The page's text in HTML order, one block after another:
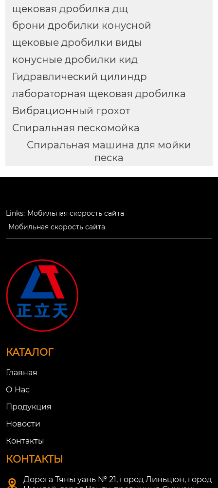
щековая дробилка дщ
брони дробилки конусной
щековые дробилки виды
конусные дробилки кид
Гидравлический цилиндр
лабораторная щековая дробилка
Вибрационный грохот
Спиральная пескомойка
Спиральная машина для мойки
песка
Links: Мобильная скорость сайта
Мобильная скорость сайта
КАТАЛОГ
Главная
О Нac
Продукция
Новости
Контакты
КОНТАКТЫ

Дорога Тяньгуань № 21, город Линьцюн, город